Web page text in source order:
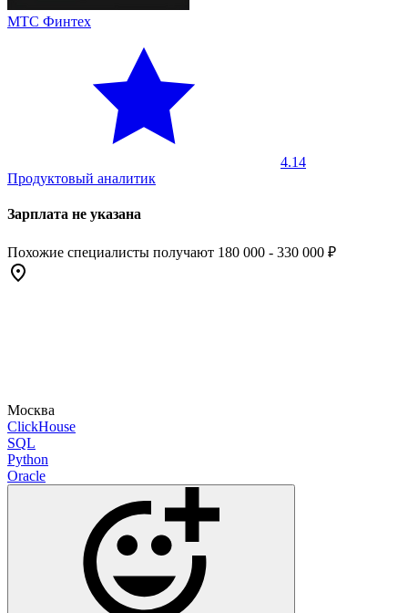
МТС Финтех
4.14
Продуктовый аналитик
Зарплата не указана
Похожие специалисты получают 180 000 - 330 000 ₽
Москва
ClickHouse
SQL
Python
Oracle